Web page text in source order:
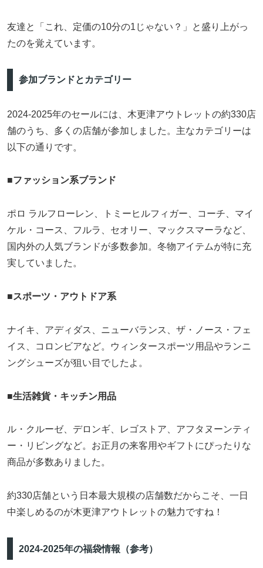
友達と「これ、定価の10分の1じゃない？」と盛り上がっ
たのを覚えています。
参加ブランドとカテゴリー
2024-2025年のセールには、木更津アウトレットの約330店
舗のうち、多くの店舗が参加しました。主なカテゴリーは
以下の通りです。
■ファッション系ブランド
ポロ ラルフローレン、トミーヒルフィガー、コーチ、マイ
ケル・コース、フルラ、セオリー、マックスマーラなど、
国内外の人気ブランドが多数参加。冬物アイテムが特に充
実していました。
■スポーツ・アウトドア系
ナイキ、アディダス、ニューバランス、ザ・ノース・フェ
イス、コロンビアなど。ウィンタースポーツ用品やランニ
ングシューズが狙い目でしたよ。
■生活雑貨・キッチン用品
ル・クルーゼ、デロンギ、レゴストア、アフタヌーンティ
ー・リビングなど。お正月の来客用やギフトにぴったりな
商品が多数ありました。
約330店舗という日本最大規模の店舗数だからこそ、一日
中楽しめるのが木更津アウトレットの魅力ですね！
2024-2025年の福袋情報（参考）